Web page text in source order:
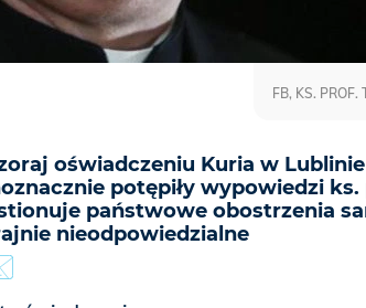
oświadczeniu Kuria w
potępiły wypowiedzi ks.
państwowe obostrzenia
nieodpowiedzialne
FB, KS. PROF.